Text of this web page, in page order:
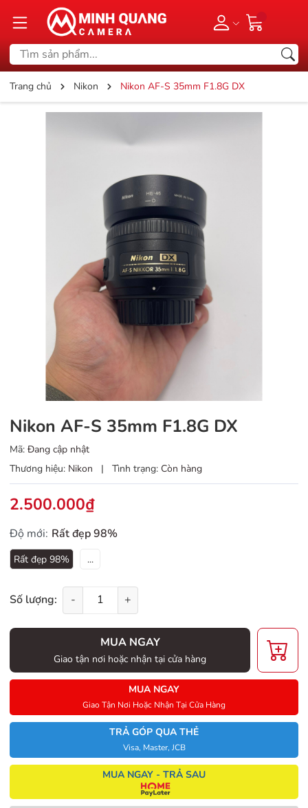
Trang chủ Nikon Nikon AF-S 35mm F1.8G DX
Nikon AF-S 35mm F1.8G DX
Mã: Đang cập nhật
Thương hiệu: Nikon | Tình trạng: Còn hàng
2.500.000₫
Độ mới: Rất đẹp 98%
Rất đẹp 98% ...
Số lượng: - +
MUA NGAY
Giao tận nơi hoặc nhận tại cửa hàng
MUA NGAY
Giao Tận Nơi Hoặc Nhận Tại Cửa Hàng
TRẢ GÓP QUA THẺ
Visa, Master, JCB
MUA NGAY - TRẢ SAU